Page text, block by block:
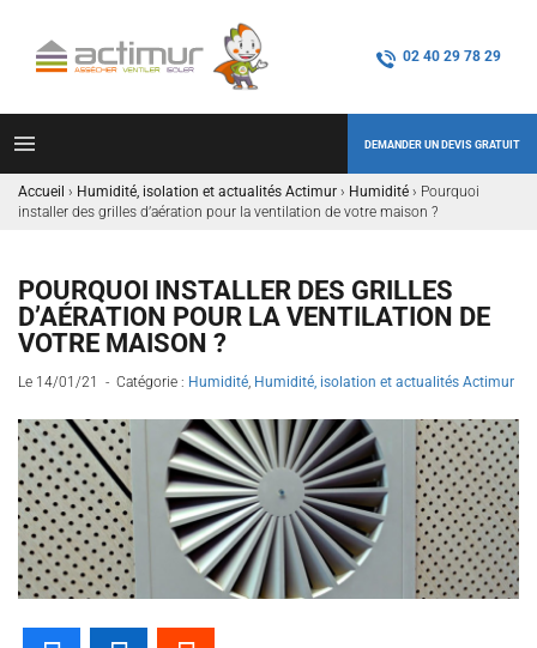
02 40 29 78 29
DEMANDER UN DEVIS GRATUIT
Accueil › Humidité, isolation et actualités Actimur › Humidité › Pourquoi
installer des grilles d’aération pour la ventilation de votre maison ?
POURQUOI INSTALLER DES GRILLES
D’AÉRATION POUR LA VENTILATION DE
VOTRE MAISON ?
Le 14/01/21 - Catégorie : Humidité, Humidité, isolation et actualités Actimur